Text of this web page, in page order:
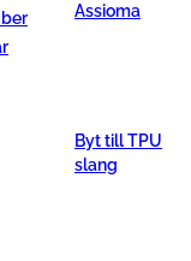
Assioma
Byt till TPU
slang